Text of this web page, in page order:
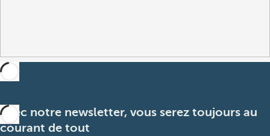
Avec notre newsletter, vous serez toujours au
courant de tout